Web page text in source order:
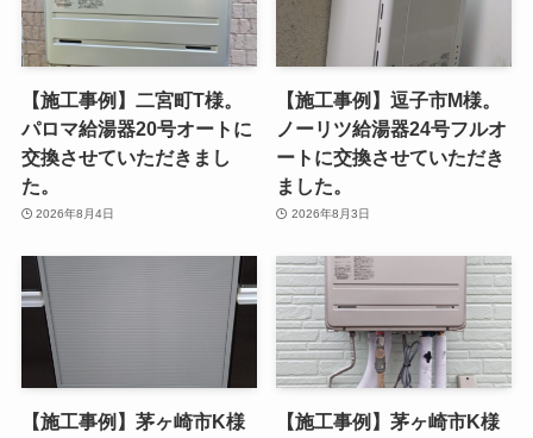
【施工事例】二宮町T様。
パロマ給湯器20号オートに
交換させていただきまし
た。
2026年8月4日
【施工事例】逗子市M様。
ノーリツ給湯器24号フルオ
ートに交換させていただき
ました。
2026年8月3日
【施工事例】茅ヶ崎市K様
【施工事例】茅ヶ崎市K様